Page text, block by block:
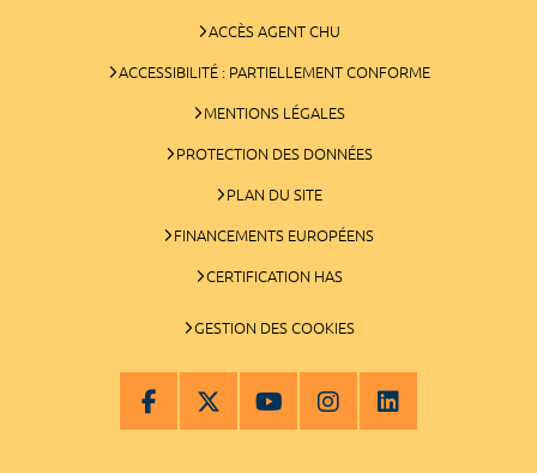
ACCÈS AGENT CHU
ACCESSIBILITÉ : PARTIELLEMENT CONFORME
MENTIONS LÉGALES
PROTECTION DES DONNÉES
PLAN DU SITE
FINANCEMENTS EUROPÉENS
CERTIFICATION HAS
GESTION DES COOKIES